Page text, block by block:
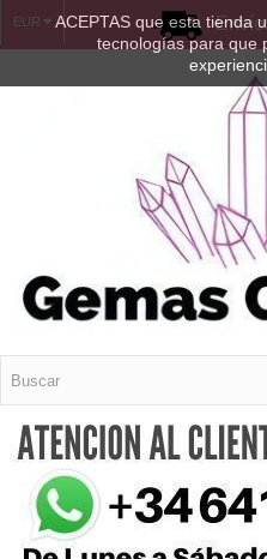
ACEPTAS que esta tienda
tecnologías para que
EUR